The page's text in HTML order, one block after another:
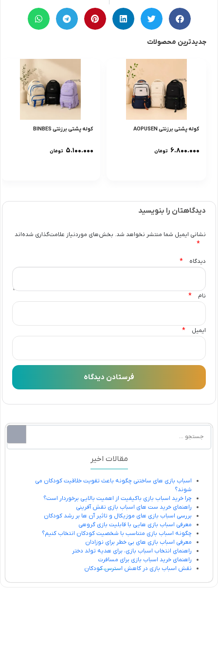
جدیدترین محصولات
کوله پشتی برزنتی AOPUSEN
۶.۸۰۰.۰۰۰ تومان
کوله پشتی برزنتی BINBES
۵.۱۰۰.۰۰۰ تومان
دیدگاهتان را بنویسید
نشانی ایمیل شما منتشر نخواهد شد. بخش‌های موردنیاز علامت‌گذاری شده‌اند
*
دیدگاه *
نام *
ایمیل *
مقالات اخیر
اسباب بازی های ساختنی چگونه باعث تقویت خلاقیت کودکان می
شوند؟
چرا خرید اسباب بازی باکیفیت از اهمیت بالایی برخوردار است؟
راهنمای خرید ست های اسباب بازی نقش آفرینی
بررسی اسباب بازی های موزیکال و تاثیر آن ها بر رشد کودکان
معرفی اسباب بازی هایی با قابلیت بازی گروهی
چگونه اسباب بازی متناسب با شخصیت کودکان انتخاب کنیم؟
معرفی اسباب بازی های بی خطر برای نوزادان
راهنمای انتخاب اسباب بازی، برای هدیه تولد دختر
راهنمای خرید اسباب بازی برای مسافرت
نقش اسباب بازی در کاهش استرس کودکان